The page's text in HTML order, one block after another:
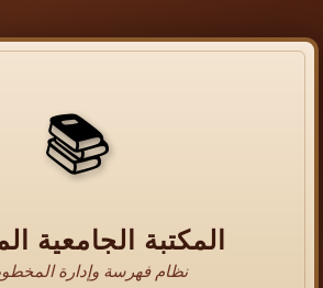
📚
المكتبة الجامعية
نظام فهرسة وإدارة